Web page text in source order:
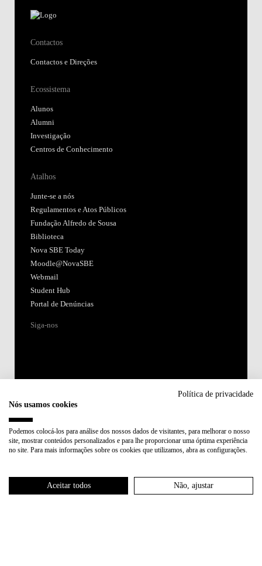
Contactos
Contactos e Direções
Ecossistema
Alunos
Alumni
Investigação
Centros de Conhecimento
Atalhos
Junte-se a nós
Regulamentos e Atos Públicos
Fundação Alfredo de Sousa
Biblioteca
Nova SBE Today
Moodle@NovaSBE
Webmail
Student Hub
Portal de Denúncias
Siga-nos
Membro de:
Política de privacidade
Nós usamos cookies
Podemos colocá-los para análise dos nossos dados de visitantes, para melhorar o nosso
site, mostrar conteúdos personalizados e para lhe proporcionar uma óptima experiência
no site. Para mais informações sobre os cookies que utilizamos, abra as configurações.
Aceitar todos Não, ajustar